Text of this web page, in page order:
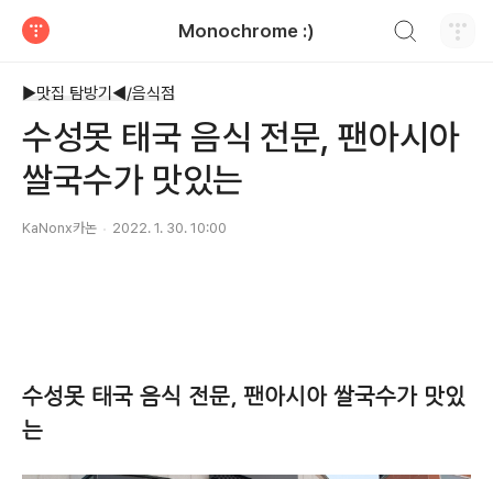
Monochrome :)
▶맛집 탐방기◀/음식점
수성못 태국 음식 전문, 팬아시아
쌀국수가 맛있는
KaNonx카논 2022. 1. 30. 10:00
수성못 태국 음식 전문, 팬아시아 쌀국수가 맛있
는